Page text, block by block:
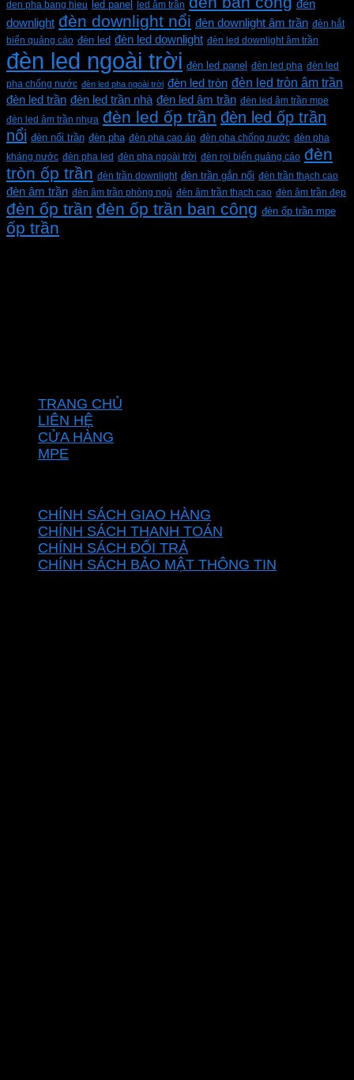
den pha bang hieu led panel led âm trần
đèn
downlight đèn downlight nổi đèn downlight âm trần đèn hắt
biển quảng cáo đèn led đèn led downlight đèn led downlight âm trần
đèn led ngoài trời đèn led panel đèn led pha đèn led
pha chống nước đèn led pha ngoài trời đèn led tròn đèn led tròn âm trần
đèn led trần đèn led trần nhà đèn led âm trần đèn led âm trần mpe
đèn led âm trần nhựa đèn led ốp trần đèn led ốp trần
nổi đèn nổi trần đèn pha đèn pha cao áp đèn pha chống nước đèn pha
kháng nước đèn pha led đèn pha ngoài trời đèn rọi biển quảng cáo đèn
tròn ốp trần đèn trần downlight đèn trần gắn nổi đèn trần thạch cao
đèn âm trần đèn âm trần phòng ngủ đèn âm trần thạch cao đèn âm trần đẹp
đèn ốp trần đèn ốp trần ban công đèn ốp trần mpe
ốp trần
TRANG CHỦ
LIÊN HỆ
CỬA HÀNG
MPE
CHÍNH SÁCH GIAO HÀNG
CHÍNH SÁCH THANH TOÁN
CHÍNH SÁCH ĐỔI TRẢ
CHÍNH SÁCH BẢO MẬT THÔNG TIN